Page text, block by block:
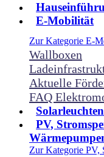
E-Mobilität
Zur Kategorie E-
Wallboxen
Aktuelle
FAQ
PV,
Zur Kategorie PV,